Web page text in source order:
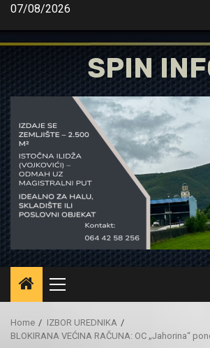
Skip
content
07/08/2026
SPIN
Primary
Menu
Home
IZBOR UREDNIKA
BLOKIRANA VEĆINA RAČUNA: OC „Jahorina“